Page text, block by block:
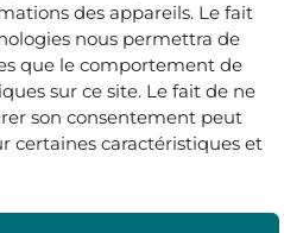
des appareils. Le fait
nous permettra de
que le comportement de
sur ce site. Le fait de ne
son consentement peut
certaines caractéristiques et
.
AU SAMEDI
| 14H00 -19H00